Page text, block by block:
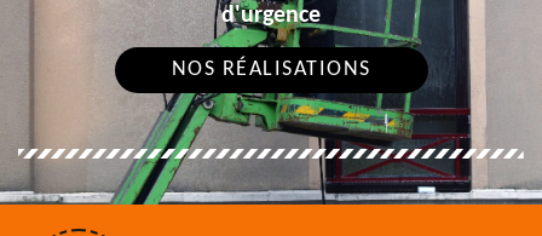
d'urgence
NOS RÉALISATIONS